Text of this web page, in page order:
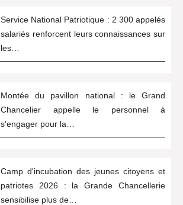
Service National Patriotique : 2 300 appelés
salariés renforcent leurs connaissances sur
les…
Montée du pavillon national : le Grand
Chancelier appelle le personnel à
s'engager pour la…
Camp d'incubation des jeunes citoyens et
patriotes 2026 : la Grande Chancellerie
sensibilise plus de…